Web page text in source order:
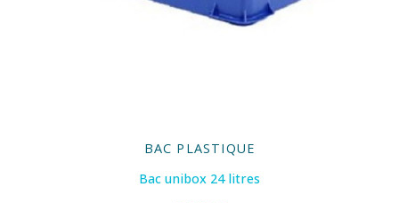
BAC PLASTIQUE
Bac unibox 24 litres